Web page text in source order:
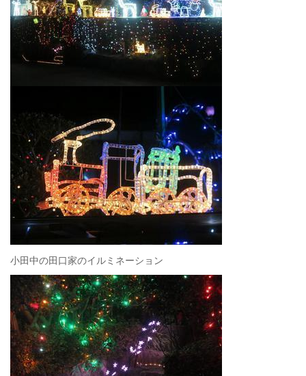
小田中の田口家のイルミネーション